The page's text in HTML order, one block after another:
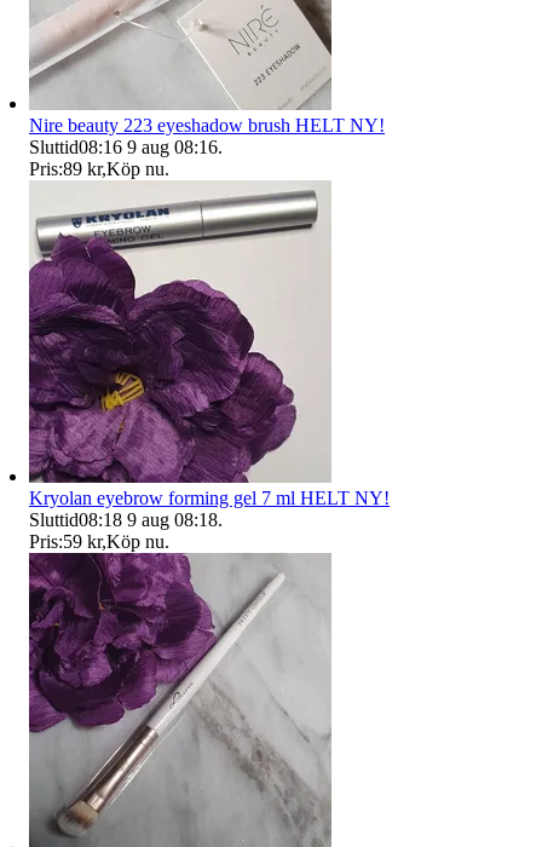
Nire beauty 223 eyeshadow brush HELT NY!
Sluttid08:16 9 aug 08:16.
Pris:89 kr,Köp nu.
Kryolan eyebrow forming gel 7 ml HELT NY!
Sluttid08:18 9 aug 08:18.
Pris:59 kr,Köp nu.